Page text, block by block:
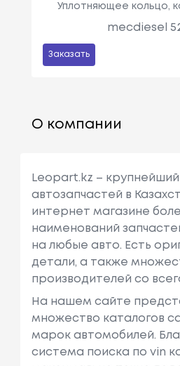
Уплотняющее кольцо,
mecdiesel
Заказать
О компании
Leopart.kz –
автозапчастей в
интернет магазине
наименований
на любые авто. Есть
детали, а также
производителей со
На нашем сайте
множество каталогов
марок автомобилей.
система поиска по vin